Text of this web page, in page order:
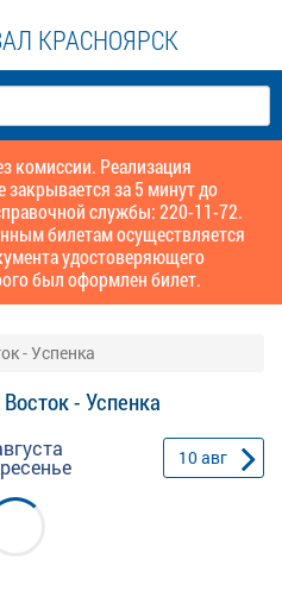
КРАСНОЯРСК
комиссии. Реализация
закрывается за 5 минут до
службы: 220-11-72.
билетам осуществляется
удостоверяющего
был оформлен билет.
- Успенка
- Успенка
10авг